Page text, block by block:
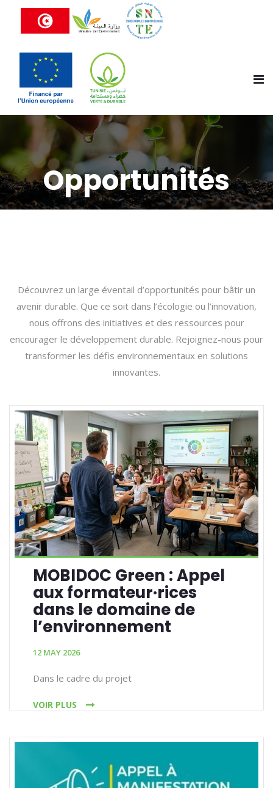
Opportunités
Découvrez un large éventail d’opportunités pour bâtir un
avenir durable. Que ce soit dans l’écologie ou l’innovation,
nous offrons des initiatives et des ressources pour
encourager le développement durable. Rejoignez-nous pour
transformer les défis environnementaux en solutions
innovantes.
MOBIDOC Green : Appel
aux formateur·rices
dans le domaine de
l’environnement
12 MAY 2026
Dans le cadre du projet
VOIR PLUS